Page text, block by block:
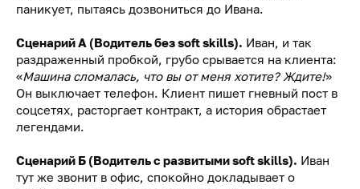
паникует, пытаясь дозвониться до Ивана.
Сценарий А (Водитель без soft skills). Иван, и так
раздраженный пробкой, грубо срывается на клиента:
«Машина сломалась, что вы от меня хотите? Ждите!»
Он выключает телефон. Клиент пишет гневный пост в
соцсетях, расторгает контракт, а история обрастает
легендами.
Сценарий Б (Водитель с развитыми soft skills). Иван
тут же звонит в офис, спокойно докладывает о